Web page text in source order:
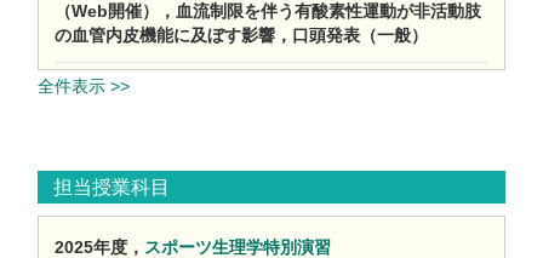
（Web開催），血流制限を伴う有酸素性運動が非活動肢
の血管内皮機能に及ぼす影響，口頭発表（一般）
全件表示 >>
担当授業科目
2025年度， スポーツ生理学特別演習